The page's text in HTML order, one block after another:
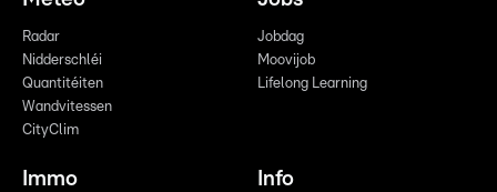
Radar
Nidderschléi
Quantitéiten
Wandvitessen
CityClim
Jobdag
Moovijob
Lifelong Learning
Immo Info